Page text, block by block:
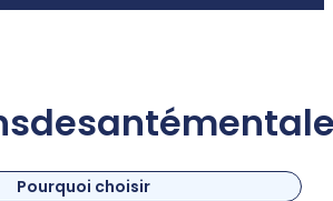
desanté
Pourquoi choisir